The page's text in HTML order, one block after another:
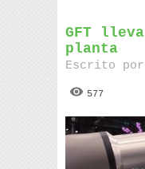
GFT
planta
Escrito
577